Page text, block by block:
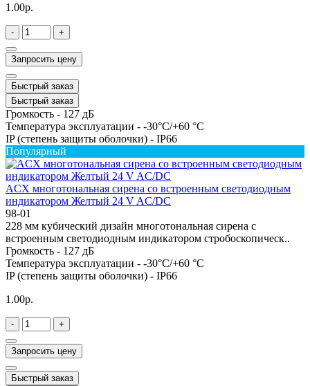
1.00р.
- +
Запросить цену
Быстрый заказ
Быстрый заказ
Громкость - 127 дБ
Температура эксплуатации - -30°C/+60 °C
IP (степень защиты оболочки) - IP66
Популярный
ACX многотональная сирена со встроенным светодиодным
индикатором Желтый 24 V AC/DC
98-01
228 мм кубический дизайн многотональная сирена с
встроенным светодиодным индикатором стробоскопическ..
Громкость - 127 дБ
Температура эксплуатации - -30°C/+60 °C
IP (степень защиты оболочки) - IP66
1.00р.
- +
Запросить цену
Быстрый заказ